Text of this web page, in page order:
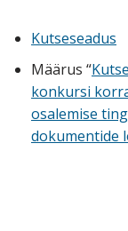
Kutseseadus
Määrus “
konkursi
osalemise
dokumentide